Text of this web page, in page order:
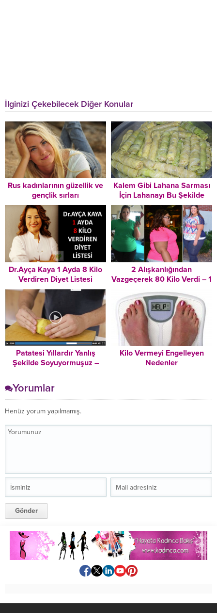
İlginizi Çekebilecek Diğer Konular
Rus kadınlarının güzellik ve
gençlik sırları
Kalem Gibi Lahana Sarması
İçin Lahanayı Bu Şekilde
Kesin Hanımlar!
Dr.Ayça Kaya 1 Ayda 8 Kilo
Verdiren Diyet Listesi
2 Alışkanlığından
Vazgeçerek 80 Kilo Verdi – 1
Görünce Gözlerinize
İnanamayacaksınız
Patatesi Yıllardır Yanlış
Şekilde Soyuyormuşuz –
Kilo Vermeyi Engelleyen
Nedenler
Yorumlar
Henüz yorum yapılmamış.